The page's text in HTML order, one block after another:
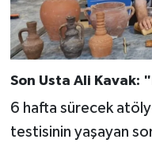
Son Usta Ali Kavak:
6 hafta sürecek
testisinin yaşayan